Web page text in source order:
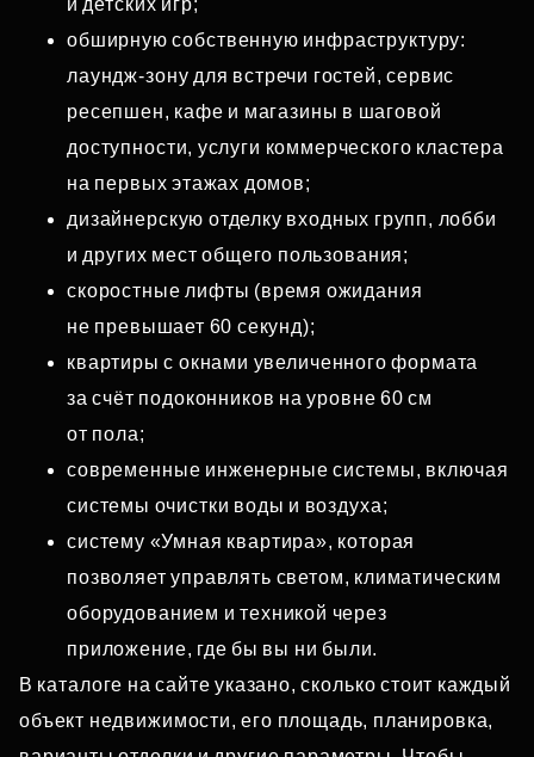
и детских игр;
обширную собственную инфраструктуру:
лаундж‑зону для встречи гостей, сервис
ресепшен, кафе и магазины в шаговой
доступности, услуги коммерческого кластера
на первых этажах домов;
дизайнерскую отделку входных групп, лобби
и других мест общего пользования;
скоростные лифты (время ожидания
не превышает 60 секунд);
квартиры с окнами увеличенного формата
за счёт подоконников на уровне 60 см
от пола;
современные инженерные системы, включая
системы очистки воды и воздуха;
систему «Умная квартира», которая
позволяет управлять светом, климатическим
оборудованием и техникой через
приложение, где бы вы ни были.
В каталоге на сайте указано, сколько стоит каждый
объект недвижимости, его площадь, планировка,